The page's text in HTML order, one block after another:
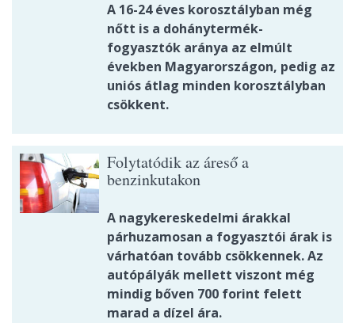
A 16-24 éves korosztályban még
nőtt is a dohánytermék-
fogyasztók aránya az elmúlt
években Magyarországon, pedig az
uniós átlag minden korosztályban
csökkent.
Folytatódik az áreső a
benzinkutakon
A nagykereskedelmi árakkal
párhuzamosan a fogyasztói árak is
várhatóan tovább csökkennek. Az
autópályák mellett viszont még
mindig bőven 700 forint felett
marad a dízel ára.